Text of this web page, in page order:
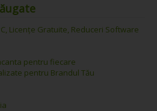
Licențe Gratuite, Reduceri Software
pentru fiecare
pentru Brandul Tău